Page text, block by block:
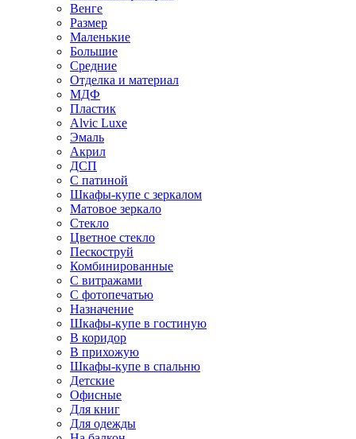
Венге
Размер
Маленькие
Большие
Средние
Отделка и материал
МДФ
Пластик
Alvic Luxe
Эмаль
Акрил
ДСП
С патиной
Шкафы-купе с зеркалом
Матовое зеркало
Стекло
Цветное стекло
Пескоструй
Комбинированные
С витражами
С фотопечатью
Назначение
Шкафы-купе в гостиную
В коридор
В прихожую
Шкафы-купе в спальню
Детские
Офисные
Для книг
Для одежды